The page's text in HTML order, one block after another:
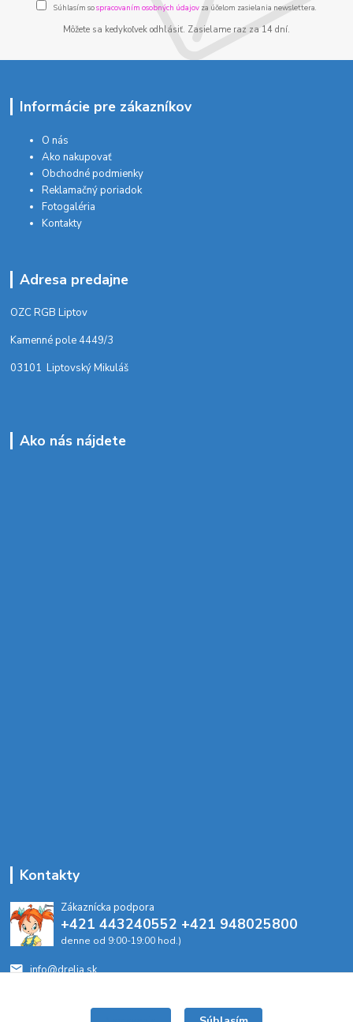
Súhlasím sospracovaním osobných údajov za účelom zasielania newslettera.
Môžete sa kedykoľvek odhlásiť. Zasielame raz za 14 dní.
Informácie pre zákazníkov
O nás
Ako nakupovať
Obchodné podmienky
Reklamačný poriadok
Fotogaléria
Kontakty
Adresa predajne
OZC RGB Liptov
Kamenné pole 4449/3
03101 Liptovský Mikuláš
Ako nás nájdete
Kontakty
Zákaznícka podpora
+421 443240552 +421 948025800
denne od 9:00-19:00 hod.)
info@drelia.sk